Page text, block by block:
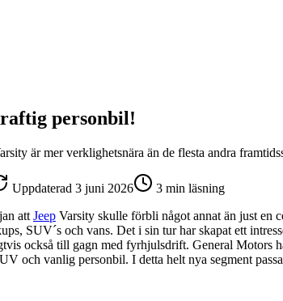
personbil!
är mer verklighetsnära än de flesta andra
Uppdaterad 3 juni 2026 3 min läsning
att Jeep Varsity skulle förbli något annat än just en
SUV´s och vans. Det i sin tur har skapat ett
också till gagn med fyrhjulsdrift. General Motors
och vanlig personbil. I detta helt nya segment